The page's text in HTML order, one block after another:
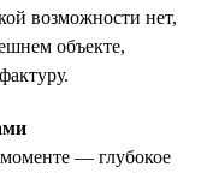
возможности нет,
объекте,
— глубокое